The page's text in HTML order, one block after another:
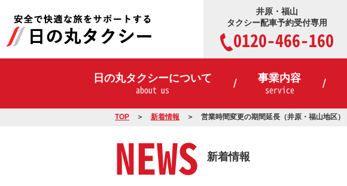
井原・福山
タクシー配車予約受付専用
0120-466-160
日の丸タクシーについて
about us
事業内容
service
TOP 新着情報 営業時間変更の期間延長（井原・福山地区）
NEWS 新着情報